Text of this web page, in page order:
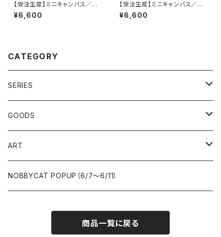
【受注生産】ミニキャンバス／Ma
ruko
¥6,600
【受注生産】ミニキャンバス／Nij
i¥6,600
CATEGORY
SERIES
女の子
NOBBYCAT
不思議の国のアリス
GOODS
iPhone&スマホケース
iPhoneケース
ポーチ
ART
一点もの
NOBBYCAT POPUP（6/7〜6/11）
商品一覧に戻る